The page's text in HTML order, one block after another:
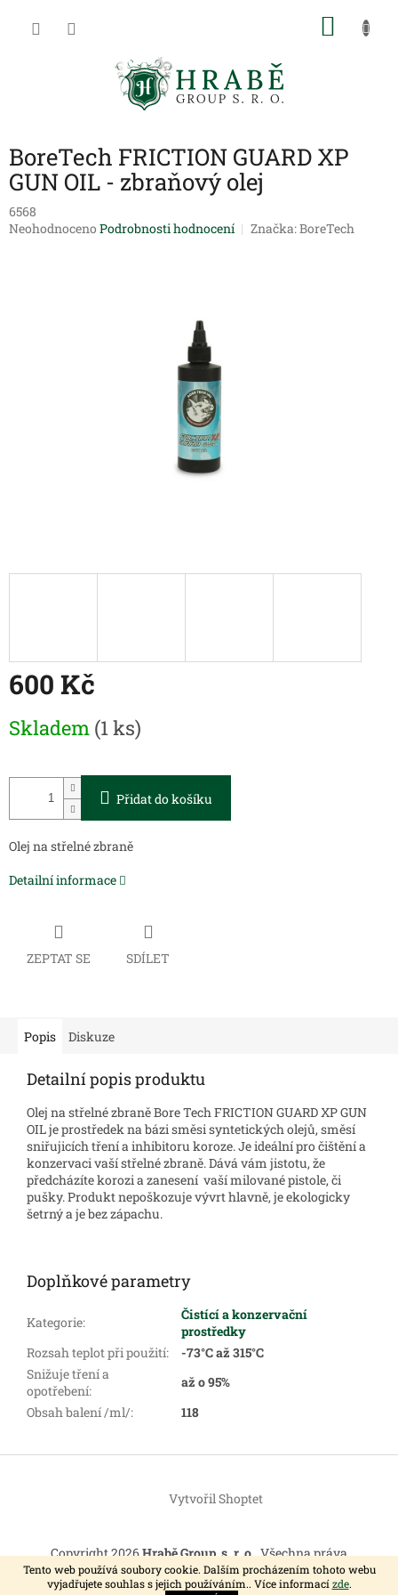
Tento web používá soubory cookie. Dalším procházením tohoto webu
vyjadřujete souhlas s jejich používáním.. Více informacízde.
BoreTech FRICTION GUARD XP
GUN OIL - zbraňový olej
6568
Průměrné
Neohodnoceno Podrobnosti hodnocení Značka:BoreTech
600 Kč
cena:
Skladem (1 ks)
Přidat do košíku
Olej na střelné zbraně
Detailní informace
ZEPTAT SE SDÍLET
Popis Diskuze
Detailní popis produktu
Olej na střelné zbraně Bore Tech FRICTION GUARD XP GUN
OIL je prostředek na bázi směsi syntetických olejů, směsí
sniřujicích tření a inhibitoru koroze. Je ideální pro čištění a
konzervaci vaší střelné zbraně. Dává vám jistotu, že
předcházíte korozi a zanesení vaší milované pistole, či
pušky. Produkt nepoškozuje vývrt hlavně, je ekologicky
šetrný a je bez zápachu.
Doplňkové parametry
Kategorie:
Čistící a konzervační
prostředky
Rozsah teplot při použití:
-73°C až 315°C
Snižuje tření a
opotřebení:
až o 95%
Obsah balení /ml/: 118
Z
í
Vytvořil Shoptet
Copyright 2026Hrabě Group, s. r. o.. Všechna práva
vyhrazena.